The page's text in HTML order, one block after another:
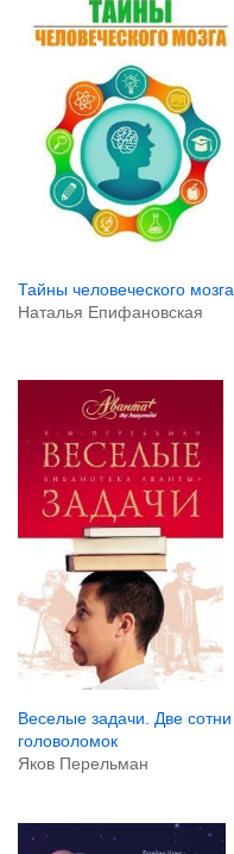
Тайны человеческого мозга
Наталья Епифановская
Веселые задачи. Две сотни
головоломок
Яков Перельман